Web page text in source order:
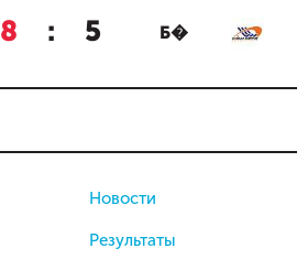
8 : 5 Б�
Новости
Результаты